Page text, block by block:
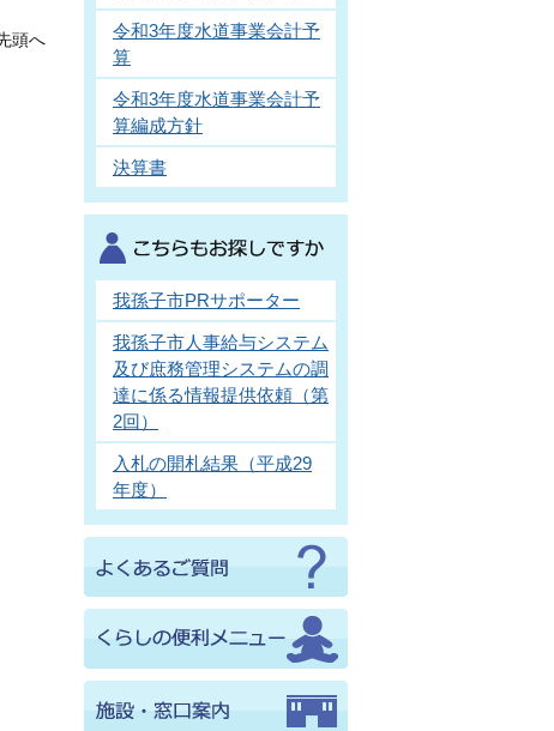
頭へ
令和3年度水道事業会計予
算
令和3年度水道事業会計予
算編成方針
決算書
我孫子市PRサポーター
我孫子市人事給与システム
及び庶務管理システムの調
達に係る情報提供依頼（第
2回）
入札の開札結果（平成29
年度）